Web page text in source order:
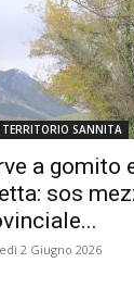
SANNITA
a gomito
sos
2 Giugno 2026